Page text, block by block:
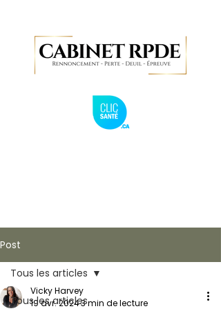
Post
Tous les articles
Tous les articles
Vicky Harvey
19 avr. 20243 min de lecture